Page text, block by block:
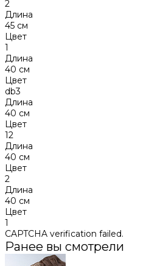
2
Длина
45 см
Цвет
1
Длина
40 см
Цвет
db3
Длина
40 см
Цвет
12
Длина
40 см
Цвет
2
Длина
40 см
Цвет
1
CAPTCHA verification failed.
Ранее вы смотрели